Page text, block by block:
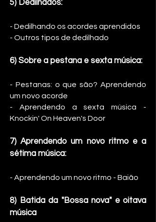
5) Dedilhados:
- Dedilhando os acordes aprendidos
- Outros tipos de dedilhado
6) Sobre a pestana e sexta música:
- Pestanas: o que são? Aprendendo
um novo acorde
- Aprendendo a sexta música -
Knockin' On Heaven's Door
7) Aprendendo um novo ritmo e a
sétima música:
- Aprendendo um novo ritmo - Baião
8) Batida da "Bossa nova" e oitava
música